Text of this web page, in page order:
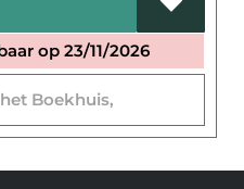
op 23/11/2026
Boekhuis,